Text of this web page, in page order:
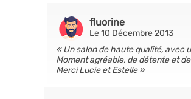
fluorine
Le 10 Décembre 2013
Un salon de haute qualité, avec
Moment agréable, de détente et
Merci Lucie et Estelle